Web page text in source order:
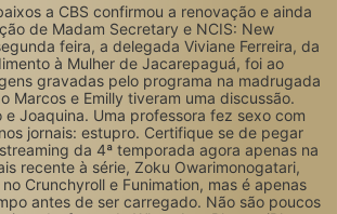
a CBS confirmou a renovação e ainda
de Madam Secretary e NCIS: New
feira, a delegada Viviane Ferreira, da
à Mulher de Jacarepaguá, foi ao
gravadas pelo programa na madrugada
Marcos e Emilly tiveram uma discussão.
e Joaquina. Uma professora fez sexo com
jornais: estupro. Certifique se de pegar
da 4ª temporada agora apenas na
recente à série, Zoku Owarimonogatari,
Crunchyroll e Funimation, mas é apenas
antes de ser carregado. Não são poucos